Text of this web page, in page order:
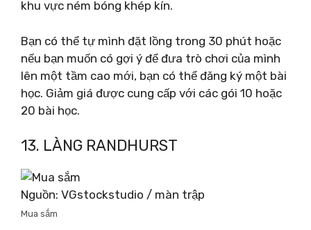
khu vực ném bóng khép kín.
Bạn có thể tự mình đặt lồng trong 30 phút hoặc
nếu bạn muốn có gợi ý để đưa trò chơi của mình
lên một tầm cao mới, bạn có thể đăng ký một bài
học. Giảm giá được cung cấp với các gói 10 hoặc
20 bài học.
13. LÀNG RANDHURST
Nguồn: VGstockstudio / màn trập
Mua sắm